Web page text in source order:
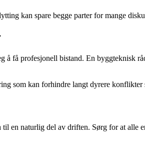
kan spare begge parter for mange
å få profesjonell bistand. En byggteknisk
som kan forhindre langt dyrere konflikter
en naturlig del av driften. Sørg for at alle